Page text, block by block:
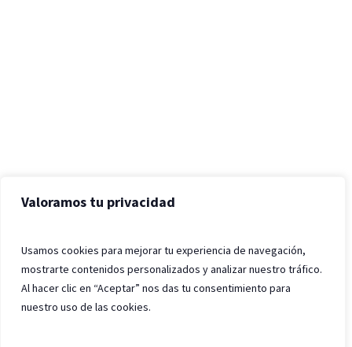
Valoramos tu privacidad
Usamos cookies para mejorar tu experiencia de navegación,
mostrarte contenidos personalizados y analizar nuestro tráfico.
Al hacer clic en “Aceptar” nos das tu consentimiento para
nuestro uso de las cookies.